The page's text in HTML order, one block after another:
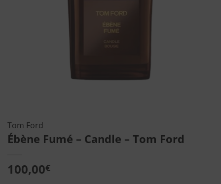
Tom Ford
Ébène Fumé – Candle – Tom Ford
100,00€